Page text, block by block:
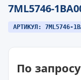
7ML5746-
АРТИКУЛ: 7ML5746-
По запросу